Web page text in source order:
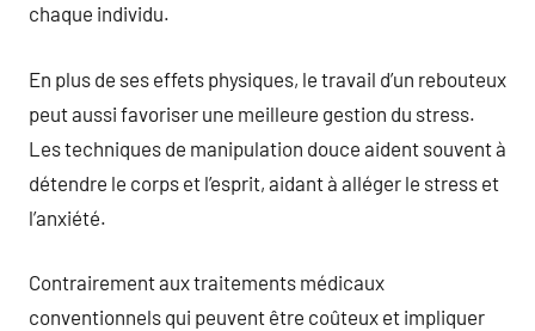
chaque individu.
En plus de ses effets physiques, le travail d’un rebouteux
peut aussi favoriser une meilleure gestion du stress.
Les techniques de manipulation douce aident souvent à
détendre le corps et l’esprit, aidant à alléger le stress et
l’anxiété.
Contrairement aux traitements médicaux
conventionnels qui peuvent être coûteux et impliquer